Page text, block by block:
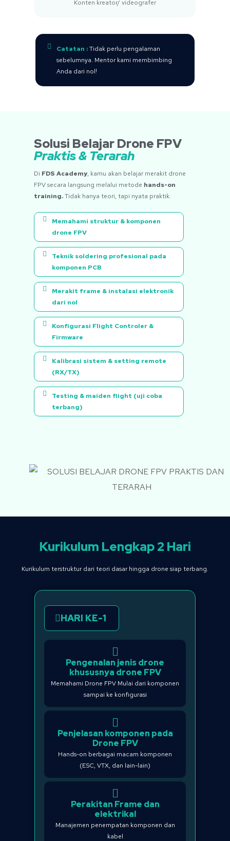
Konten kreator/ videografer
Catatan :Tidak perlu pengalaman
sebelumnya. Mentor kami membimbing
Anda dari nol!
Solusi Belajar Drone FPV
Praktis & Terarah
Di FDS Academy, kamu akan belajar merakit drone
FPV secara langsung melalui metode hands-on
training.Tidak hanya teori, tapi nyata praktik.
Memahami struktur & komponen
drone FPV
Teknik soldering profesional pada
komponen PCB
Merakit frame & instalasi elektronik
dari nol
Konfigurasi Flight Controler &
Firmware
Kalibrasi sistem & setting remote
(RX/TX)
Testing & maiden flight (uji coba
terbang)
Kurikulum Lengkap 2 Hari
Kurikulum terstruktur dari teori dasar hingga drone siap terbang.
HARI KE-1
Pengenalan jenis drone
khususnya drone FPV
Memahami Drone FPV Mulai dari komponen
sampai ke konfigurasi
Penjelasan komponen pada
Drone FPV
Hands-on berbagai macam komponen
(ESC, VTX, dan lain-lain)
Perakitan Frame dan
elektrikal
Manajemen penempatan komponen dan
kabel